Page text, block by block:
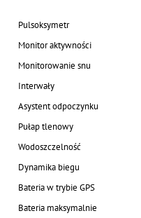
Pulsoksymetr
Monitor aktywności
Monitorowanie snu
Interwały
Asystent odpoczynku
Pułap tlenowy
Wodoszczelność
Dynamika biegu
Bateria w trybie GPS
Bateria maksymalnie